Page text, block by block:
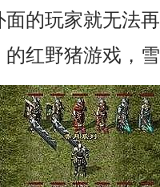
的玩家就无法
红野猪游戏，